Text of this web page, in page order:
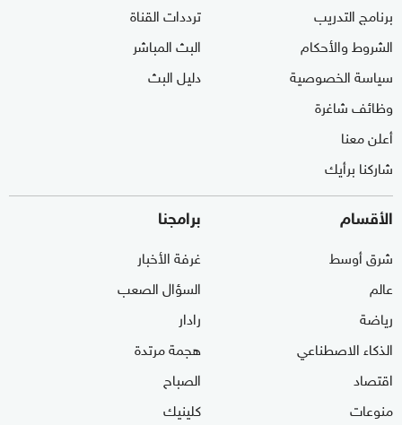
برنامج التدريب
الشروط والأحكام
سياسة الخصوصية
وظائف شاغرة
أعلن معنا
شاركنا برأيك
ترددات القناة
البث المباشر
دليل البث
الأقسام
شرق أوسط
عالم
رياضة
الذكاء الاصطناعي
اقتصاد
منوعات
برامجنا
غرفة الأخبار
السؤال الصعب
رادار
هجمة مرتدة
الصباح
كلينيك